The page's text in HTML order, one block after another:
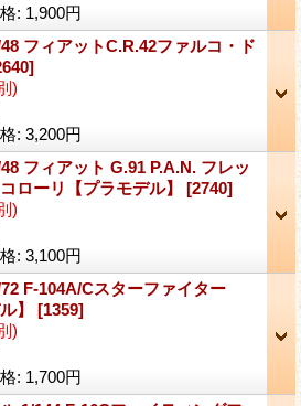
: 1,900円
フィアットC.R.42ファルコ・ド
)
: 3,200円
フィアット G.91 P.A.N. フレッ
ローリ【プラモデル】 [2740]
)
: 3,100円
F-104A/Cスターファイター
】 [1359]
)
: 1,700円